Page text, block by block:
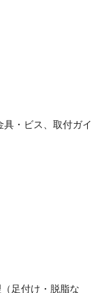
具・ビス、取付ガイ
足付け・脱脂な